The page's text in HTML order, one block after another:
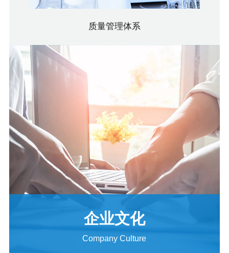
质量管理体系
企业文化
Company Culture